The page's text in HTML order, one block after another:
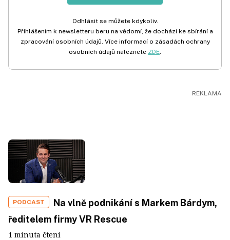
Odhlásit se můžete kdykoliv.
Přihlášením k newsletteru beru na vědomí, že dochází ke sbírání a
zpracování osobních údajů. Více informací o zásadách ochrany
osobních údajů naleznete ZDE.
PODCAST
Na vlně podnikání s Markem Bárdym,
ředitelem firmy VR Rescue
1 minuta čtení